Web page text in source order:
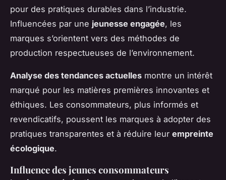
pour des pratiques durables dans l’industrie.
Influencées par une jeunesse engagée, les
marques s’orientent vers des méthodes de
production respectueuses de l’environnement.
Analyse des tendances actuelles montre un intérêt
marqué pour les matières premières innovantes et
éthiques. Les consommateurs, plus informés et
revendicatifs, poussent les marques à adopter des
pratiques transparentes et à réduire leur empreinte
écologique.
Influence des jeunes consommateurs